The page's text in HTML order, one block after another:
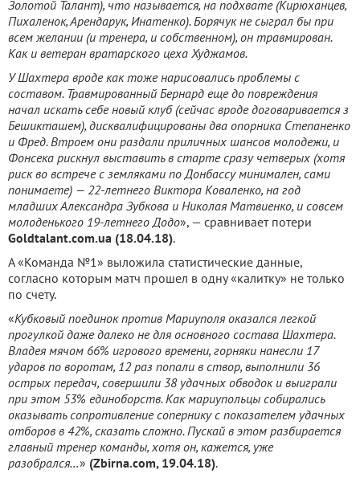
Золотой Талант), что называется, на подхвате (Кирюханцев,
Пихаленок, Арендарук, Инатенко). Борячук не сыграл бы при
всем желании (и тренера, и собственном), он травмирован.
Как и ветеран вратарского цеха Худжамов.
У Шахтера вроде как тоже нарисовались проблемы с
составом. Травмированный Бернард еще до повреждения
начал искать себе новый клуб (сейчас вроде договаривается з
Бешикташем), дисквалифицированы два опорника Степаненко
и Фред. Втроем они раздали приличных шансов молодежи, и
Фонсека рискнул выставить в старте сразу четверых (хотя
риск во встрече с земляками по Донбассу минимален, сами
понимаете) — 22-летнего Виктора Коваленко, на год
младших Александра Зубкова и Николая Матвиенко, и совсем
молоденького 19-летнего Додо», — сравнивает потери
Goldtalant.com.ua (18.04.18).
А «Команда №1» выложила статистические данные,
согласно которым матч прошел в одну «калитку» не только
по счету.
«Кубковый поединок против Мариуполя оказался легкой
прогулкой даже далеко не для основного состава Шахтера.
Владея мячом 66% игрового времени, горняки нанесли 17
ударов по воротам, 12 раз попали в створ, выполнили 36
острых передач, совершили 38 удачных обводок и выиграли
при этом 53% единоборств. Как мариупольцы собирались
оказывать сопротивление сопернику с показателем удачных
отборов в 42%, сказать сложно. Пускай в этом разбирается
главный тренер команды, хотя он, кажется, уже
разобрался…» (Zbirna.com, 19.04.18).